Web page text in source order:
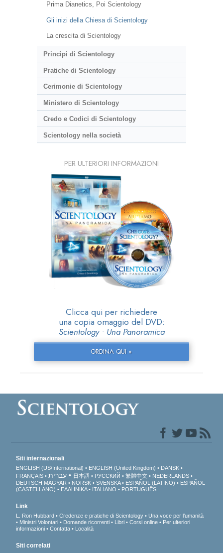
Prima Dianetics, Poi Scientology
Gli inizi della Chiesa di Scientology
La crescita di Scientology
Princìpi di Scientology
Pratiche di Scientology
Cerimonie di Scientology
Ministero di Scientology
Credo e Codici di Scientology
Scientology nella società
PER ULTERIORI INFORMAZIONI
Clicca qui per richiedere
una copia omaggio del DVD:
Scientology • Una Panoramica
ORDINA QUI »
Siti internazionali
ENGLISH (US/International) ENGLISH (United Kingdom)
DANSK
FRANÇAIS
עברית 日本語 РУССКИЙ 繁體中文
NEDERLANDS
DEUTSCH MAGYAR NORSK SVENSKA ESPAÑOL (LATINO)
ESPAÑOL
(CASTELLANO)
ΕΛΛΗΝΙΚA ITALIANO PORTUGUÊS
Link
L. Ron Hubbard Credenze e pratiche di Scientology
Una voce per l’umanità
Ministri Volontari
Domande ricorrenti Libri Corsi online
Per ulteriori
informazioni
Contatta Località
Siti correlati